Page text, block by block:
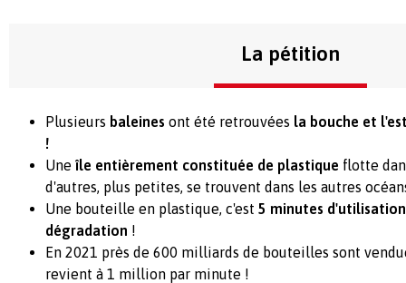
La pétition
Plusieurs baleines ont été retrouvées la bouche et
!
Une île entièrement constituée de plastique flotte
d'autres, plus petites, se trouvent dans les autres
Une bouteille en plastique, c'est 5 minutes
dégradation !
En 2021 près de 600 milliards de bouteilles sont
revient à 1 million par minute !